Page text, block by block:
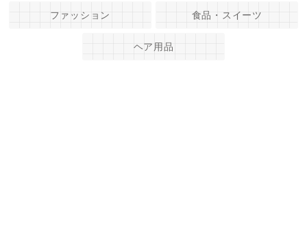
ファッション 食品・スイーツ
ヘア用品